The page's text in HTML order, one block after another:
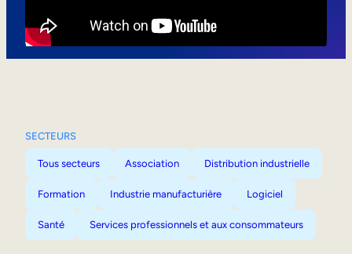
SECTEURS
Tous secteurs Association Distribution industrielle
Formation Industrie manufacturière Logiciel
Santé Services professionnels et aux consommateurs